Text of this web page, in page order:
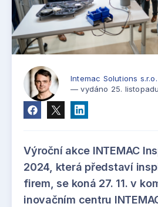
Intemac Solutions s.r.o.
— vydáno 25.
Výroční akce INTEMAC
2024, která představí
firem, se koná 27. 11. v
inovačním centru